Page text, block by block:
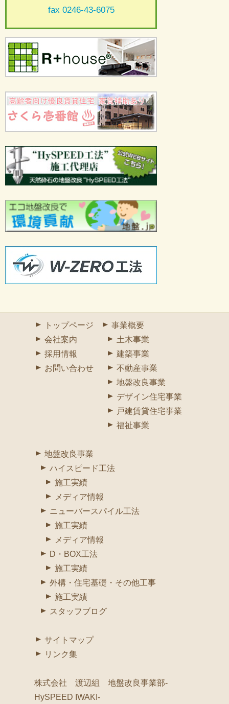
fax 0246-43-6075
トップページ
会社案内
採用情報
お問い合わせ
事業概要
土木事業
建築事業
不動産事業
地盤改良事業
デザイン住宅事業
戸建賃貸住宅事業
福祉事業
地盤改良事業
ハイスピード工法
施工実績
メディア情報
ニューバースパイル工法
施工実績
メディア情報
D・BOX工法
施工実績
外構・住宅基礎・その他工事
施工実績
スタッフブログ
サイトマップ
リンク集
株式会社 渡辺組 地盤改良事業部-
HySPEED IWAKI-